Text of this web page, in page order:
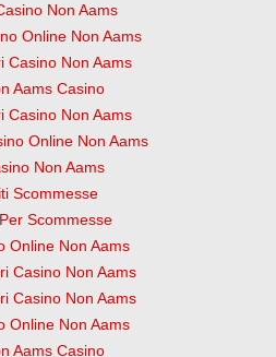
Non Aams
Online Non Aams
Casino Non Aams
Aams Casino
Casino Non Aams
Online Non Aams
Non Aams
Scommesse
Scommesse
Online Non Aams
Casino Non Aams
Casino Non Aams
Online Non Aams
Aams Casino